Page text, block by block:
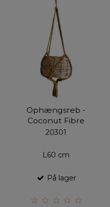
Ophængsreb -
Coconut Fibre
20301
L60 cm
På lager